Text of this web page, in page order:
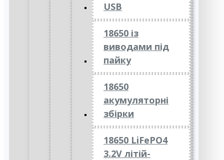
USB
18650 із
виводами під
пайку
18650
акумуляторні
збірки
18650 LiFePO4
3.2V літій-